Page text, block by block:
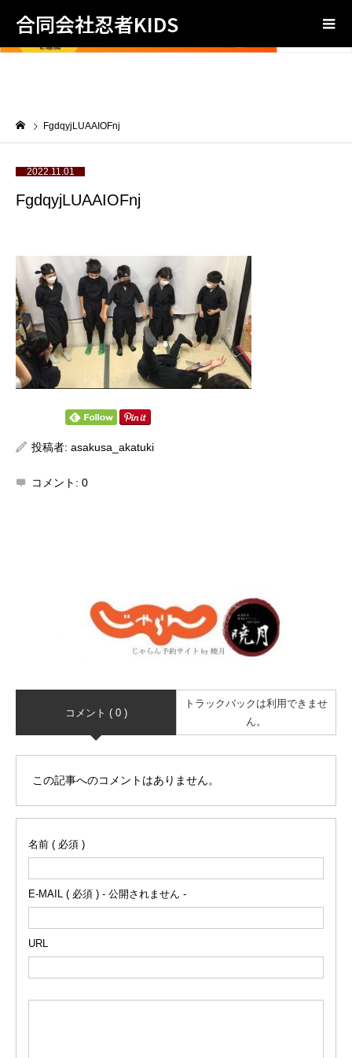
合同会社忍者KIDS
FgdqyjLUAAIOFnj
2022.11.01
FgdqyjLUAAIOFnj
投稿者: asakusa_akatuki
コメント: 0
コメント ( 0 )
トラックバックは利用できませ
ん。
この記事へのコメントはありません。
名前 ( 必須 )
E-MAIL ( 必須 ) - 公開されません -
URL